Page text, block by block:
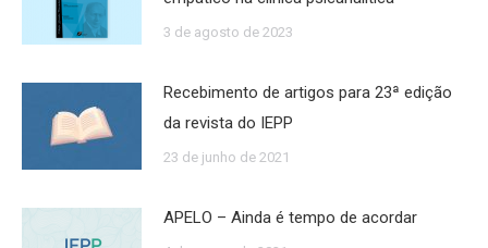
3 de agosto de 2023
Recebimento de artigos para 23ª edição
da revista do IEPP
23 de junho de 2021
APELO – Ainda é tempo de acordar